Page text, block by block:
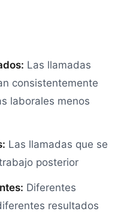
Las llamadas
consistentemente
laborales menos
Las llamadas que se
posterior
Diferentes
resultados